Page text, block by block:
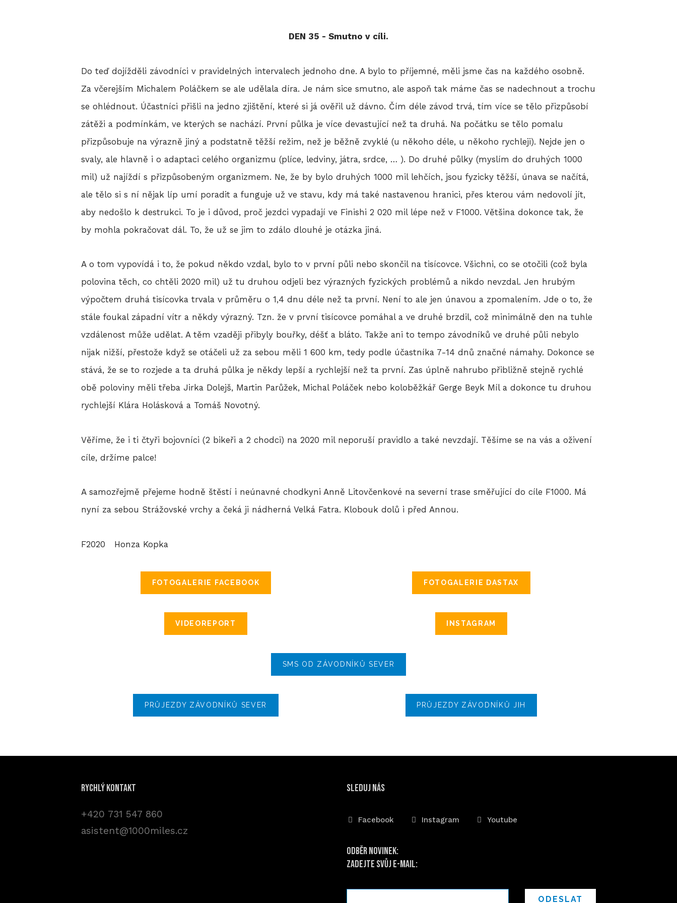
DEN 35 - Smutno v cíli.
Do teď dojížděli závodníci v pravidelných intervalech jednoho dne. A bylo to příjemné, měli jsme čas na každého osobně.
Za včerejším Michalem Poláčkem se ale udělala díra. Je nám sice smutno, ale aspoň tak máme čas se nadechnout a trochu
se ohlédnout. Účastníci přišli na jedno zjištění, které si já ověřil už dávno. Čím déle závod trvá, tím více se tělo přizpůsobí
zátěži a podmínkám, ve kterých se nachází. První půlka je více devastující než ta druhá. Na počátku se tělo pomalu
přizpůsobuje na výrazně jiný a podstatně těžší režim, než je běžně zvyklé (u někoho déle, u někoho rychleji). Nejde jen o
svaly, ale hlavně i o adaptaci celého organizmu (plíce, ledviny, játra, srdce, … ). Do druhé půlky (myslím do druhých 1000
mil) už najíždí s přizpůsobeným organizmem. Ne, že by bylo druhých 1000 mil lehčích, jsou fyzicky těžší, únava se načítá,
ale tělo si s ní nějak líp umí poradit a funguje už ve stavu, kdy má také nastavenou hranici, přes kterou vám nedovolí jít,
aby nedošlo k destrukci. To je i důvod, proč jezdci vypadají ve Finishi 2 020 mil lépe než v F1000. Většina dokonce tak, že
by mohla pokračovat dál. To, že už se jim to zdálo dlouhé je otázka jiná.
A o tom vypovídá i to, že pokud někdo vzdal, bylo to v první půli nebo skončil na tisícovce. Všichni, co se otočili (což byla
polovina těch, co chtěli 2020 mil) už tu druhou odjeli bez výrazných fyzických problémů a nikdo nevzdal. Jen hrubým
výpočtem druhá tisícovka trvala v průměru o 1,4 dnu déle než ta první. Není to ale jen únavou a zpomalením. Jde o to, že
stále foukal západní vítr a někdy výrazný. Tzn. že v první tisícovce pomáhal a ve druhé brzdil, což minimálně den na tuhle
vzdálenost může udělat. A těm vzaději přibyly bouřky, déšť a bláto. Takže ani to tempo závodníků ve druhé půli nebylo
nijak nižší, přestože když se otáčeli už za sebou měli 1 600 km, tedy podle účastníka 7-14 dnů značné námahy. Dokonce se
stává, že se to rozjede a ta druhá půlka je někdy lepší a rychlejší než ta první. Zas úplně nahrubo přibližně stejně rychlé
obě poloviny měli třeba Jirka Dolejš, Martin Parůžek, Michal Poláček nebo koloběžkář Gerge Beyk Míl a dokonce tu druhou
rychlejší Klára Holásková a Tomáš Novotný.
Věříme, že i ti čtyři bojovníci (2 bikeři a 2 chodci) na 2020 mil neporuší pravidlo a také nevzdají. Těšíme se na vás a oživení
cíle, držíme palce!
A samozřejmě přejeme hodně štěstí i neúnavné chodkyni Anně Litovčenkové na severní trase směřující do cíle F1000. Má
nyní za sebou Strážovské vrchy a čeká ji nádherná Velká Fatra. Klobouk dolů i před Annou.
F2020 Honza Kopka
FOTOGALERIE FACEBOOK FOTOGALERIE DASTAX
VIDEOREPORT INSTAGRAM
SMS OD ZÁVODNÍKŮ SEVER
PRŮJEZDY ZÁVODNÍKŮ SEVER PRŮJEZDY ZÁVODNÍKŮ JIH
Rychlý kontakt
+420 731 547 860
asistent@1000miles.cz
sleduj nás
Facebook Instagram Youtube
Odběr novinek:
Zadejte svůj e-mail:
ODESLAT